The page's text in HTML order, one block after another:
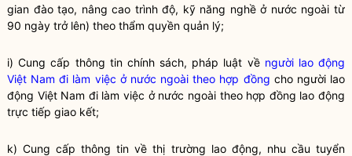
gian đào tạo, nâng cao trình độ, kỹ năng nghề ở nước ngoài từ
90 ngày trở lên) theo thẩm quyền quản lý;
i) Cung cấp thông tin chính sách, pháp luật về người lao động
Việt Nam đi làm việc ở nước ngoài theo hợp đồng cho người lao
động Việt Nam đi làm việc ở nước ngoài theo hợp đồng lao động
trực tiếp giao kết;
k) Cung cấp thông tin về thị trường lao động, nhu cầu tuyển